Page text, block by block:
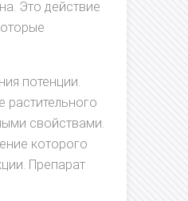
Это действие
потенции.
свойствами.
которого
Препарат